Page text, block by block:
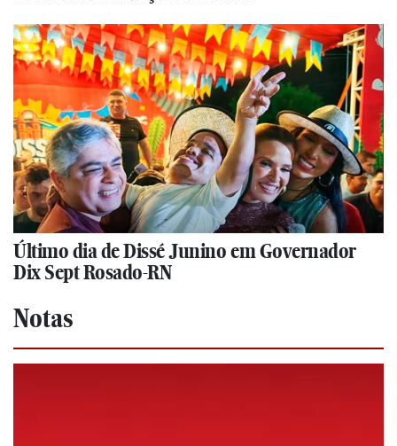
Último dia de Dissé Junino em Governador
Dix Sept Rosado-RN
Notas